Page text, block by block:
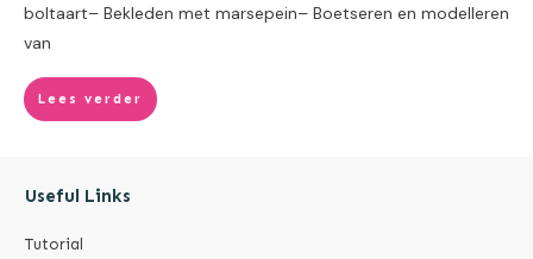
boltaart– Bekleden met marsepein– Boetseren en modelleren
van
Lees verder
Useful Links
Tutorial